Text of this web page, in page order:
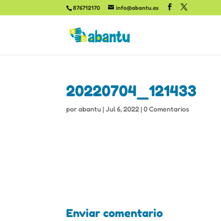
876712170 info@abantu.es
20220704_121433
porabantu |Jul 6, 2022|0 Comentarios
Enviar comentario